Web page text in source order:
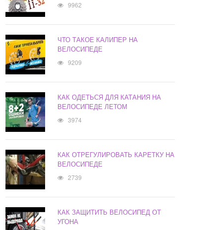
9962
ЧТО ТАКОЕ КАЛИПЕР НА
ВЕЛОСИПЕДЕ
9209
КАК ОДЕТЬСЯ ДЛЯ КАТАНИЯ НА
ВЕЛОСИПЕДЕ ЛЕТОМ
3974
КАК ОТРЕГУЛИРОВАТЬ КАРЕТКУ НА
ВЕЛОСИПЕДЕ
2739
КАК ЗАЩИТИТЬ ВЕЛОСИПЕД ОТ
УГОНА